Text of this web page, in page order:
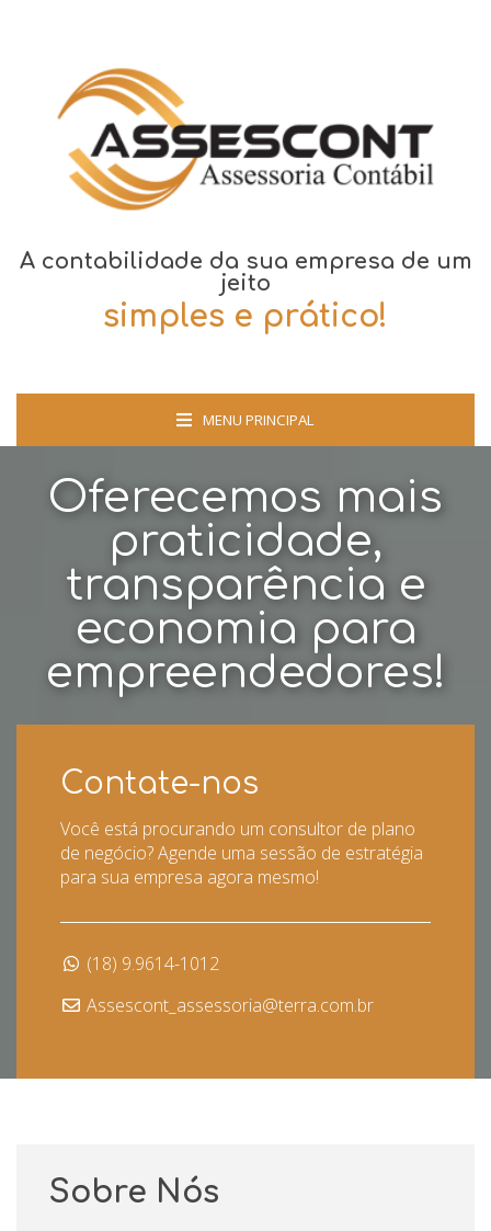
A contabilidade da sua empresa de um
jeito
simples e prático!
MENU PRINCIPAL
Oferecemos mais
praticidade,
transparência e
economia para
empreendedores!
Contate-nos
Você está procurando um consultor de plano
de negócio? Agende uma sessão de estratégia
para sua empresa agora mesmo!
(18) 9.9614-1012
Assescont_assessoria@terra.com.br
Sobre Nós